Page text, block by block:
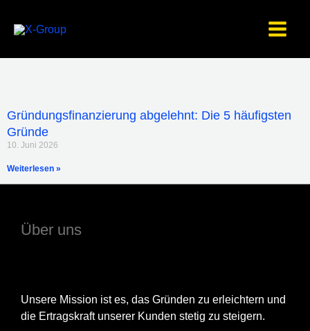
Inhalt
Gründungsfinanzierung abgelehnt: Die 5 häufigsten
Gründe
10. Juni 2026
Weiterlesen »
Über uns
Unsere Mission ist es, das Gründen zu erleichtern und
die Ertragskraft unserer Kunden stetig zu steigern.